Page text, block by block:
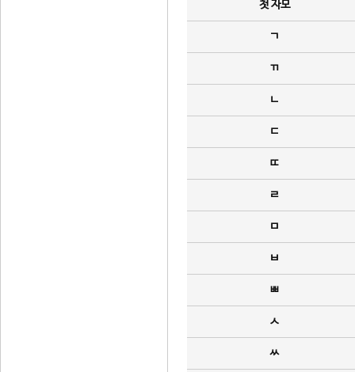
첫 자모
ㄱ
ㄲ
ㄴ
ㄷ
ㄸ
ㄹ
ㅁ
ㅂ
ㅃ
ㅅ
ㅆ